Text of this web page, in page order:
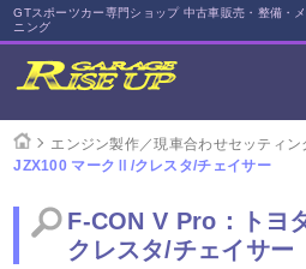
GTスポーツカー専門ショップ 中古車販売・整備・
ニング
エンジン製作／現車合わせセッティン
JZX100 マークⅡ/クレスタ/チェイサー
F-CON V Pro：トヨ
クレスタ/チェイサー